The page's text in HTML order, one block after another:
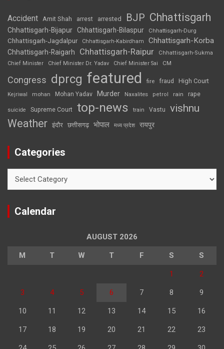
Accident Amit Shah arrest arrested BJP Chhattisgarh
Chhattisgarh-Bijapur Chhattisgarh-Bilaspur Chhattisgarh-Durg
Chhattisgarh-Jagdalpur Chhattisgarh-Kabirdham Chhattisgarh-Korba
Chhattisgarh-Raigarh Chhattisgarh-Raipur
Chhattisgarh-Sukma
Chief Minister
Chief Minister Dr. Yadav Chief Minister Sai CM
Congress dprcg featured fire fraud High Court
Kejriwal mohan Mohan Yadav Murder Naxalites petrol rain rape
suicide Supreme Court top-news train Vastu vishnu
Weather इंदौर छत्तीसगढ़ भोपाल मध्य प्रदेश रायपुर
Categories
Calendar
AUGUST 2026
M T W T F S S
1 2
3 4 5 6 7 8 9
10 11 12 13 14 15 16
17 18 19 20 21 22 23